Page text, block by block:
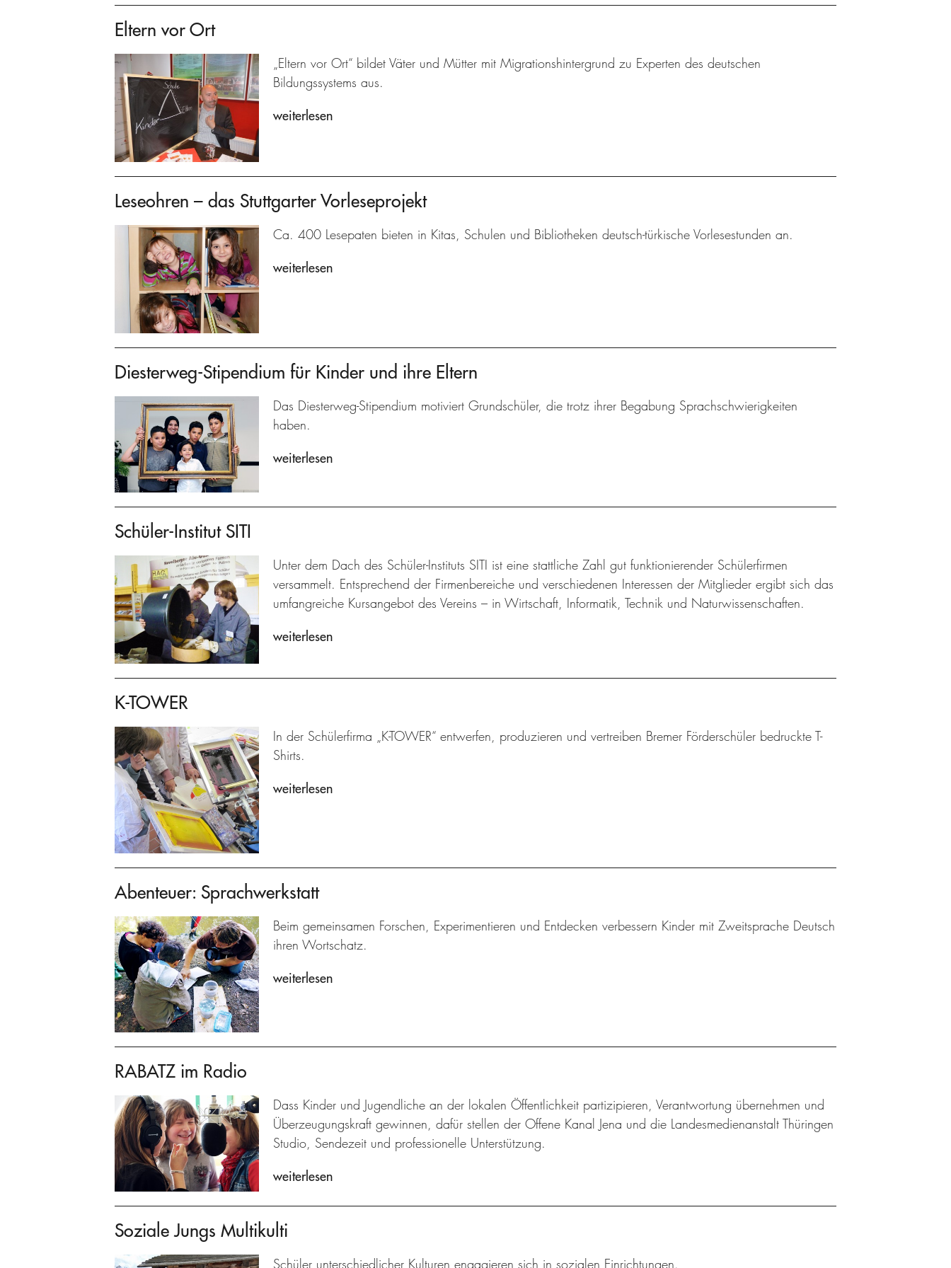
Eltern vor Ort
„Eltern vor Ort“ bildet Väter und Mütter mit Migrationshintergrund zu Experten des deutschen
Bildungssystems aus.
weiterlesen
Leseohren – das Stuttgarter Vorleseprojekt
Ca. 400 Lesepaten bieten in Kitas, Schulen und Bibliotheken deutsch-türkische Vorlesestunden an.
weiterlesen
Diesterweg-Stipendium für Kinder und ihre Eltern
Das Diesterweg-Stipendium motiviert Grundschüler, die trotz ihrer Begabung Sprachschwierigkeiten
haben.
weiterlesen
Schüler-Institut SITI
Unter dem Dach des Schüler-Instituts SITI ist eine stattliche Zahl gut funktionierender Schülerfirmen
versammelt. Entsprechend der Firmenbereiche und verschiedenen Interessen der Mitglieder ergibt sich das
umfangreiche Kursangebot des Vereins – in Wirtschaft, Informatik, Technik und Naturwissenschaften.
weiterlesen
K-TOWER
In der Schülerfirma „K-TOWER“ entwerfen, produzieren und vertreiben Bremer Förderschüler bedruckte T-
Shirts.
weiterlesen
Abenteuer: Sprachwerkstatt
Beim gemeinsamen Forschen, Experimentieren und Entdecken verbessern Kinder mit Zweitsprache Deutsch
ihren Wortschatz.
weiterlesen
RABATZ im Radio
Dass Kinder und Jugendliche an der lokalen Öffentlichkeit partizipieren, Verantwortung übernehmen und
Überzeugungskraft gewinnen, dafür stellen der Offene Kanal Jena und die Landesmedienanstalt Thüringen
Studio, Sendezeit und professionelle Unterstützung.
weiterlesen
Soziale Jungs Multikulti
Schüler unterschiedlicher Kulturen engagieren sich in sozialen Einrichtungen.